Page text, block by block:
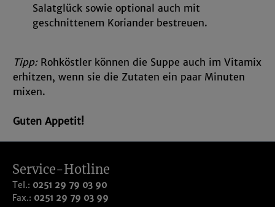
Salatglück sowie optional auch mit
geschnittenem Koriander bestreuen.
Tipp:Rohköstler können die Suppe auch im Vitamix
erhitzen, wenn sie die Zutaten ein paar Minuten
mixen.
Guten Appetit!
Service-Hotline
Tel.: 0251 29 79 03 90
Fax.: 0251 29 79 03 99